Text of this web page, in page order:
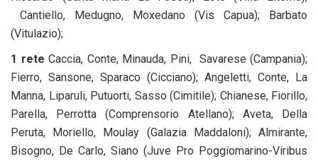
Cantiello, Medugno, Moxedano (Vis Capua); Barbato
(Vitulazio);
1 rete Caccia, Conte, Minauda, Pini, Savarese (Campania);
Fierro, Sansone, Sparaco (Cicciano); Angeletti, Conte, La
Manna, Liparuli, Putuorti, Sasso (Cimitile); Chianese, Fiorillo,
Parella, Perrotta (Comprensorio Atellano); Aveta, Della
Peruta, Moriello, Moulay (Galazia Maddaloni); Almirante,
Bisogno, De Carlo, Siano (Juve Pro Poggiomarino-Viribus